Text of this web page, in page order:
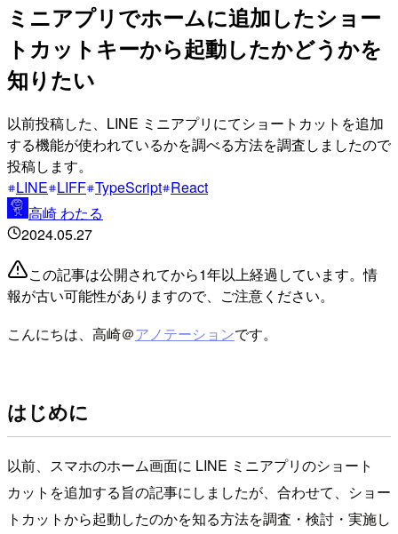
ミニアプリでホームに追加したショー
トカットキーから起動したかどうかを
知りたい
以前投稿した、LINE ミニアプリにてショートカットを追加
する機能が使われているかを調べる方法を調査しましたので
投稿します。
LINE LIFF TypeScript React
高崎 わたる
2024.05.27
この記事は公開されてから1年以上経過しています。情
報が古い可能性がありますので、ご注意ください。
こんにちは、高崎＠アノテーションです。
はじめに
以前、スマホのホーム画面に LINE ミニアプリのショート
カットを追加する旨の記事にしましたが、合わせて、ショー
トカットから起動したのかを知る方法を調査・検討・実施し